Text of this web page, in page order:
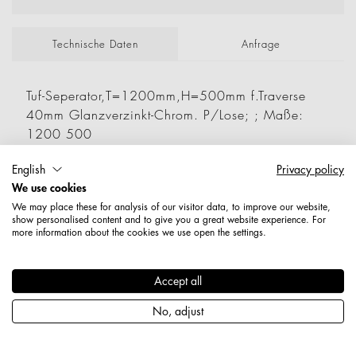
Technische Daten Anfrage
Tuf-Seperator,T=1200mm,H=500mm f.Traverse
40mm Glanzverzinkt-Chrom. P/Lose; ; Maße:
1200 500
Artikelnummer: 1719418020189
Länge: 1200 mm
Höhe: 500 mm
Nettogewicht: 1,812 kg
Varianten
Artikelnummer Gewicht Länge
English
Privacy policy
We use cookies
We may place these for analysis of our visitor data, to improve our website,
show personalised content and to give you a great website experience. For
more information about the cookies we use open the settings.
Accept all
No, adjust